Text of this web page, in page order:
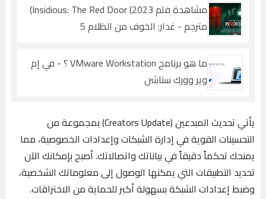
مشاهدة فلم Insidious: The Red Door (2023)
مترجم - غدار: الخوف من الظلام 5
ما هو برنامج VMware Workstation ؟ - في إم
وير وورك ستاشن
يأتي تحديث المبدعين (Creators Update) بمجموعة من
التحسينات القوية في إدارة الشبكات وإعدادات الخصوصية، مما
يمنحك تحكماً دقيقاً في بياناتك واتصالاتك. أصبح بإمكانك الآن
تحديد التطبيقات التي يمكنها الوصول إلى معلوماتك الشخصية،
وضبط إعدادات الشبكة بسهولة أكبر للحماية من الاختراقات.